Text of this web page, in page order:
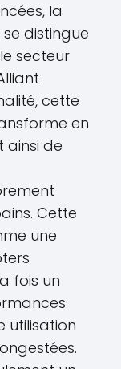
la
distingue
secteur
cette
en
ainsi de
Cette
une
fois un
utilisation